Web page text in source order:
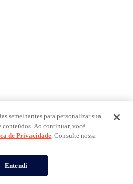
semelhantes para personalizar sua
Ao continuar, você
de Privacidade. Consulte nossa
Entendi